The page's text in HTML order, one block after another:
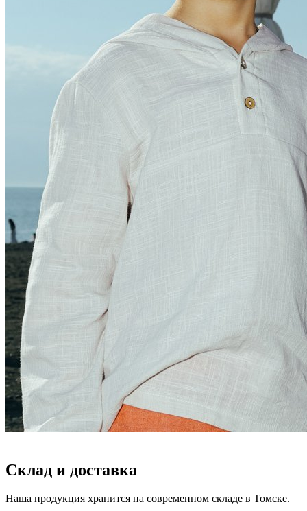
Склад и доставка
Наша продукция хранится на современном складе в Томске.